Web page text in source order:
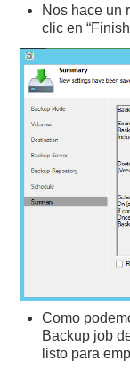
Nos hace un
clic en
Como
Backup job
listo para